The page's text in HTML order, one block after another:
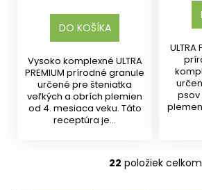
DO KOŠÍKA
Vysoko komplexné ULTRA
PREMIUM prírodné granule
určené pre šteniatka
veľkých a obrích plemien
od 4. mesiaca veku. Táto
receptúra je...
ULTRA
O
22 položiek celkom